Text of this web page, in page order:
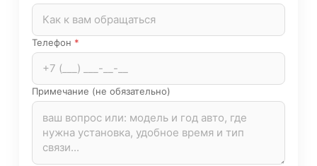
Телефон *
Примечание (не обязательно)